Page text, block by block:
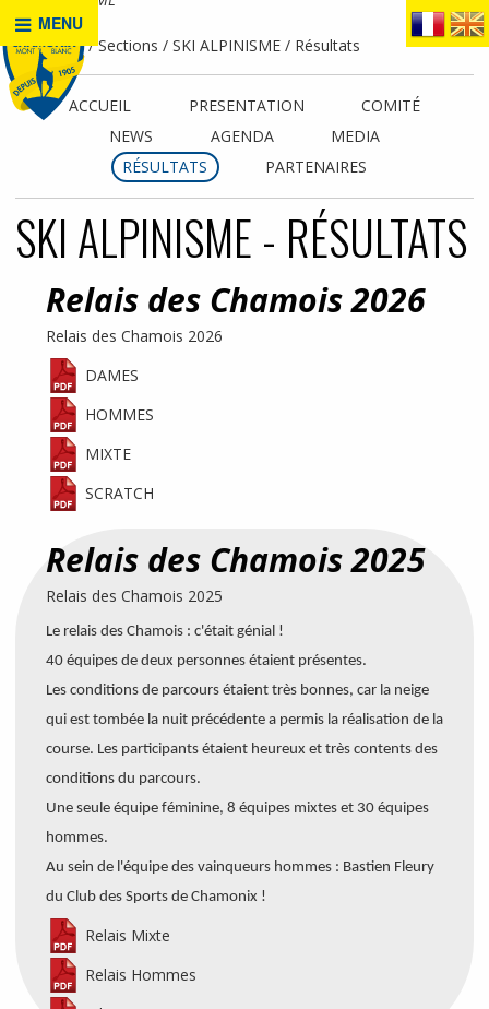
MENU
Accueil Sections SKI ALPINISME Résultats
ACCUEIL PRESENTATION
COMITÉ
NEWS
AGENDA
MEDIA
RÉSULTATS
PARTENAIRES
SKI ALPINISME - RÉSULTATS
Relais des Chamois 2026
Relais des Chamois 2026
DAMES
HOMMES
MIXTE
SCRATCH
Relais des Chamois 2025
Relais des Chamois 2025
Le relais des Chamois : c'était génial !
40 équipes de deux personnes étaient présentes.
Les conditions de parcours étaient très bonnes, car la neige
qui est tombée la nuit précédente a permis la réalisation de la
course. Les participants étaient heureux et très contents des
conditions du parcours.
Une seule équipe féminine, 8 équipes mixtes et 30 équipes
hommes.
Au sein de l'équipe des vainqueurs hommes : Bastien Fleury
du Club des Sports de Chamonix !
Relais Mixte
Relais Hommes